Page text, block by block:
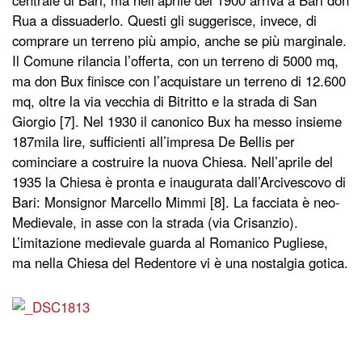
Rua a dissuaderlo. Questi gli suggerisce, invece, di
comprare un terreno più ampio, anche se più marginale.
Il Comune rilancia l’offerta, con un terreno di 5000 mq,
ma don Bux finisce con l’acquistare un terreno di 12.600
mq, oltre la via vecchia di Bitritto e la strada di San
Giorgio [7]. Nel 1930 il canonico Bux ha messo insieme
187mila lire, sufficienti all’impresa De Bellis per
cominciare a costruire la nuova Chiesa. Nell’aprile del
1935 la Chiesa è pronta e inaugurata dall’Arcivescovo di
Bari: Monsignor Marcello Mimmi [8]. La facciata è neo-
Medievale, in asse con la strada (via Crisanzio).
L’imitazione medievale guarda al Romanico Pugliese,
ma nella Chiesa del Redentore vi è una nostalgia gotica.